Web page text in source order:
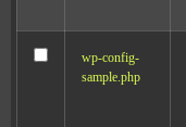
wp-config-
sample.php